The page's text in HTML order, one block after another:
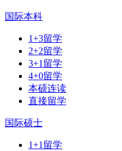
国际本科
1+3留学
2+2留学
3+1留学
4+0留学
本硕连读
直接留学
国际硕士
1+1留学